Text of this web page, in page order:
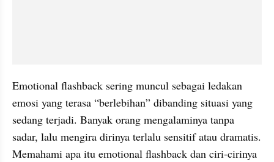
Emotional flashback sering muncul sebagai ledakan
emosi yang terasa “berlebihan” dibanding situasi yang
sedang terjadi. Banyak orang mengalaminya tanpa
sadar, lalu mengira dirinya terlalu sensitif atau dramatis.
Memahami apa itu emotional flashback dan ciri-cirinya